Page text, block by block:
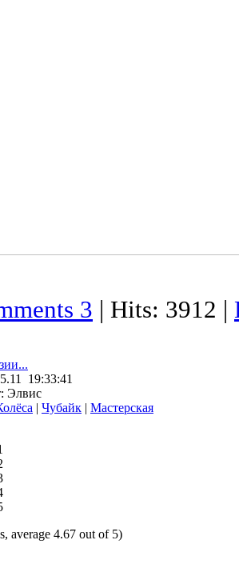
3 | Hits: 3912 |
19:33:41
Элвис
| Чубайк | Мастерская
average 4.67 out of 5)